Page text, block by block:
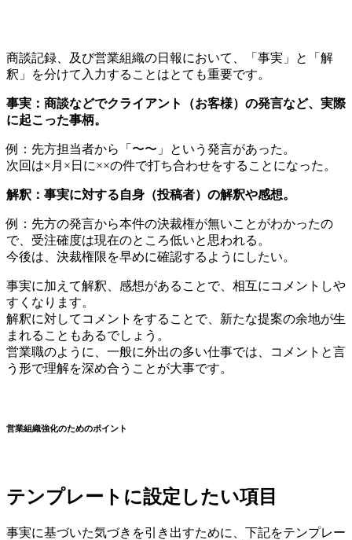
商談記録、及び営業組織の日報において、「事実」と「解
釈」を分けて入力することはとても重要です。
事実：商談などでクライアント（お客様）の発言など、実際
に起こった事柄。
例：先方担当者から「〜〜」という発言があった。
次回は×月×日に××の件で打ち合わせをすることになった。
解釈：事実に対する自身（投稿者）の解釈や感想。
例：先方の発言から本件の決裁権が無いことがわかったの
で、受注確度は現在のところ低いと思われる。
今後は、決裁権限を早めに確認するようにしたい。
事実に加えて解釈、感想があることで、相互にコメントしや
すくなります。
解釈に対してコメントをすることで、新たな提案の余地が生
まれることもあるでしょう。
営業職のように、一般に外出の多い仕事では、コメントと言
う形で理解を深め合うことが大事です。
営業組織強化のためのポイント
テンプレートに設定したい項目
事実に基づいた気づきを引き出すために、下記をテンプレー